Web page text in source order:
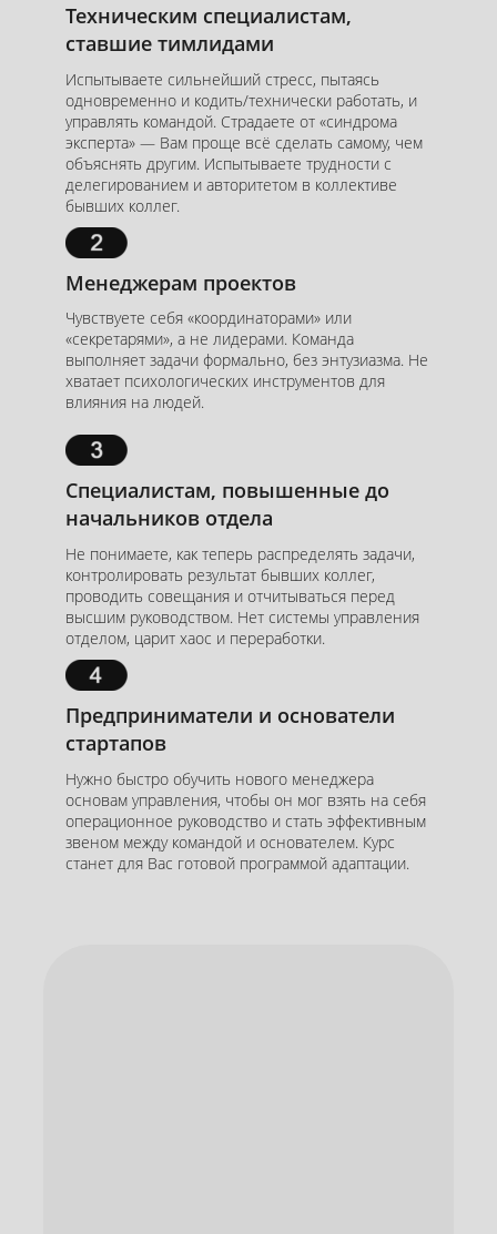
Курс
Техническим специалистам,
ставшие тимлидами
Испытываете сильнейший стресс, пытаясь
одновременно и кодить/технически работать, и
управлять командой. Страдаете от «синдрома
эксперта» — Вам проще всё сделать самому, чем
объяснять другим. Испытываете трудности с
делегированием и авторитетом в коллективе
бывших коллег.
Менеджерам проектов
Чувствуете себя «координаторами» или
«секретарями», а не лидерами. Команда
выполняет задачи формально, без энтузиазма. Не
хватает психологических инструментов для
влияния на людей.
Специалистам, повышенные до
начальников отдела
Не понимаете, как теперь распределять задачи,
контролировать результат бывших коллег,
проводить совещания и отчитываться перед
высшим руководством. Нет системы управления
отделом, царит хаос и переработки.
Предприниматели и основатели
стартапов
Нужно быстро обучить нового менеджера
основам управления, чтобы он мог взять на себя
операционное руководство и стать эффективным
звеном между командой и основателем. Курс
станет для Вас готовой программой адаптации.